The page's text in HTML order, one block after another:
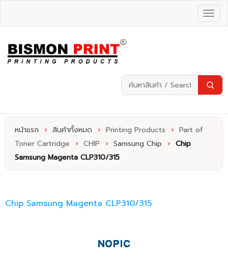
หน้าแรก › สินค้าทั้งหมด › Printing Products › Part of
Toner Cartridge
› CHIP › Samsung Chip › Chip
Samsung Magenta CLP310/315
Chip Samsung Magenta CLP310/315